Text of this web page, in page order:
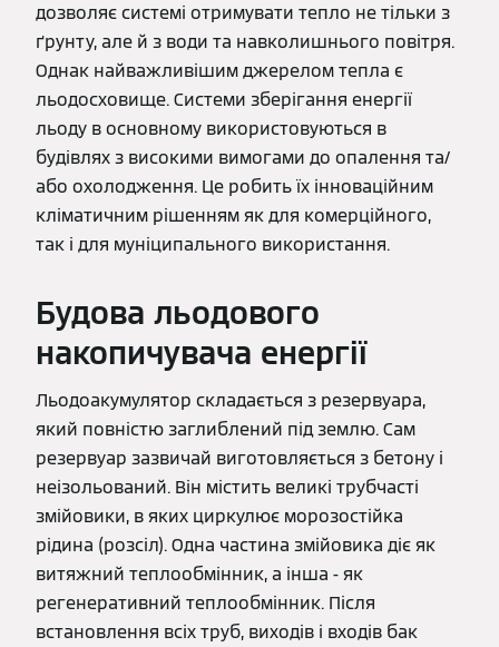
дозволяє системі отримувати тепло не тільки з
ґрунту, але й з води та навколишнього повітря.
Однак найважливішим джерелом тепла є
льодосховище. Системи зберігання енергії
льоду в основному використовуються в
будівлях з високими вимогами до опалення та/
або охолодження. Це робить їх інноваційним
кліматичним рішенням як для комерційного,
так і для муніципального використання.
Будова льодового
накопичувача енергії
Льодоакумулятор складається з резервуара,
який повністю заглиблений під землю. Сам
резервуар зазвичай виготовляється з бетону і
неізольований. Він містить великі трубчасті
змійовики, в яких циркулює морозостійка
рідина (розсіл). Одна частина змійовика діє як
витяжний теплообмінник, а інша - як
регенеративний теплообмінник. Після
встановлення всіх труб, виходів і входів бак